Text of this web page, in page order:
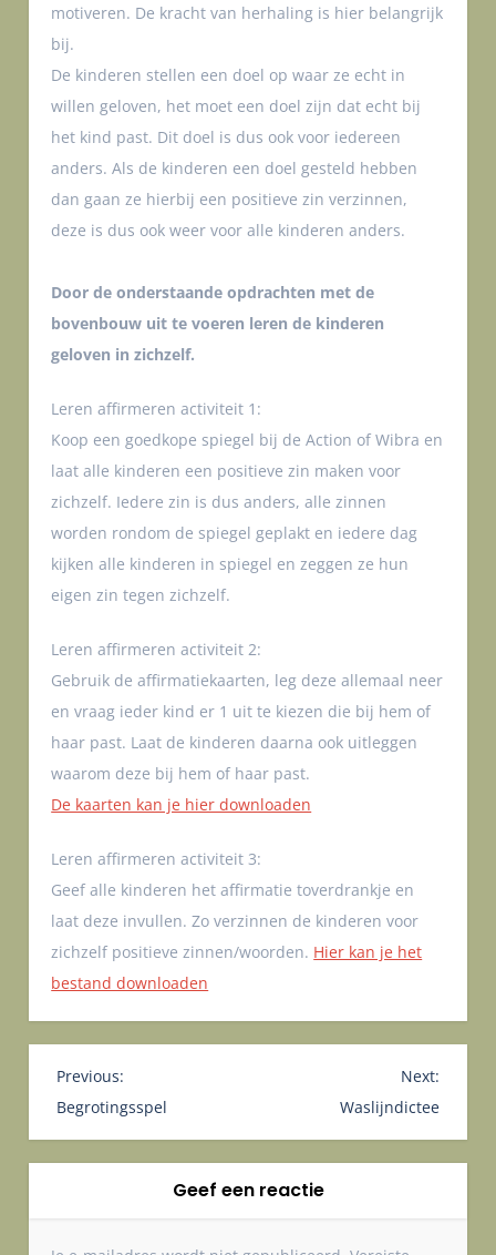
motiveren. De kracht van herhaling is hier belangrijk
bij.
De kinderen stellen een doel op waar ze echt in
willen geloven, het moet een doel zijn dat echt bij
het kind past. Dit doel is dus ook voor iedereen
anders. Als de kinderen een doel gesteld hebben
dan gaan ze hierbij een positieve zin verzinnen,
deze is dus ook weer voor alle kinderen anders.
Door de onderstaande opdrachten met de
bovenbouw uit te voeren leren de kinderen
geloven in zichzelf.
Leren affirmeren activiteit 1:
Koop een goedkope spiegel bij de Action of Wibra en
laat alle kinderen een positieve zin maken voor
zichzelf. Iedere zin is dus anders, alle zinnen
worden rondom de spiegel geplakt en iedere dag
kijken alle kinderen in spiegel en zeggen ze hun
eigen zin tegen zichzelf.
Leren affirmeren activiteit 2:
Gebruik de affirmatiekaarten, leg deze allemaal neer
en vraag ieder kind er 1 uit te kiezen die bij hem of
haar past. Laat de kinderen daarna ook uitleggen
waarom deze bij hem of haar past.
De kaarten kan je hier downloaden
Leren affirmeren activiteit 3:
Geef alle kinderen het affirmatie toverdrankje en
laat deze invullen. Zo verzinnen de kinderen voor
zichzelf positieve zinnen/woorden. Hier kan je het
bestand downloaden
B
e
r
i
Previous:
Begrotingsspel
Next:
Waslijndictee
Geef een reactie